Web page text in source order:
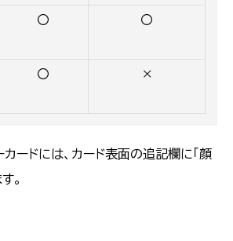
〇 〇
〇 ×
ードには、カード表面の追記欄に「顔
。